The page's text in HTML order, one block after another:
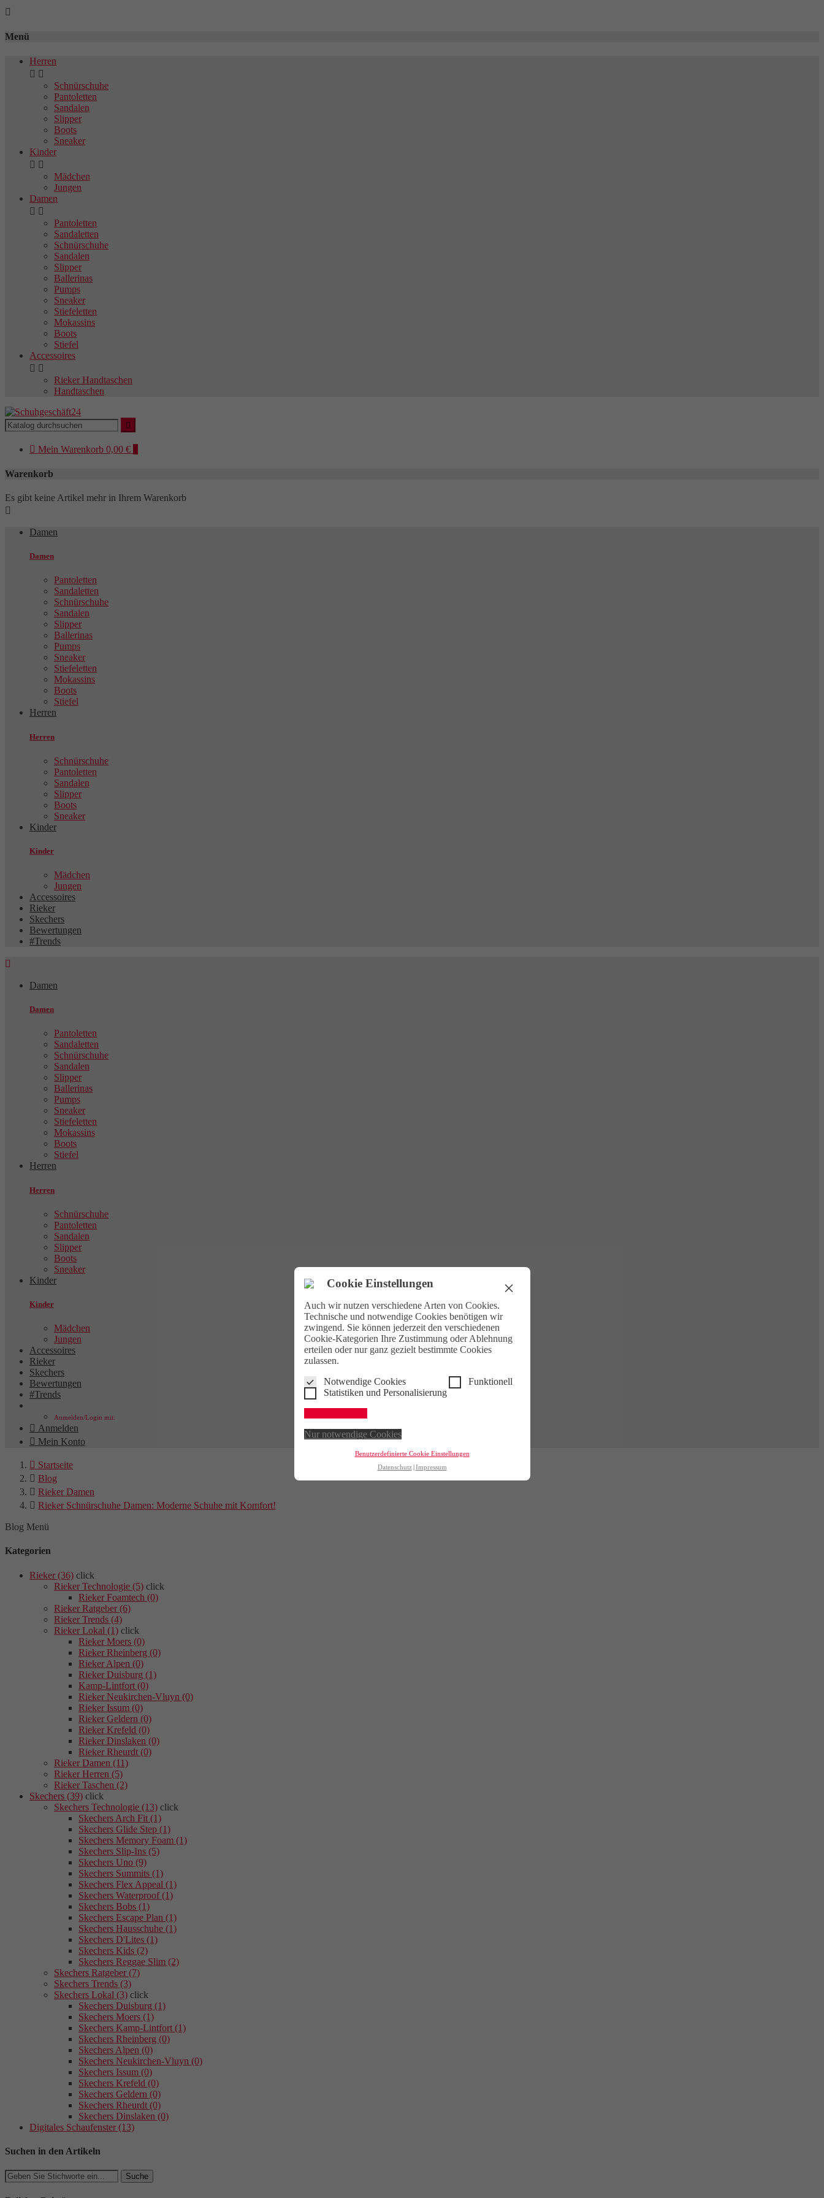
Cookie Einstellungen
Auch wir nutzen verschiedene Arten von Cookies.
Technische und notwendige Cookies benötigen wir
zwingend. Sie können jederzeit den verschiedenen
Cookie-Kategorien Ihre Zustimmung oder Ablehnung
erteilen oder nur ganz gezielt bestimmte Cookies
zulassen.
Notwendige Cookies
Funktionell
Statistiken und Personalisierung
Nur notwendige Cookies
Benutzerdefinierte Cookie Einstellungen
Datenschutz Impressum
×

Menü
Herren
 
Schnürschuhe
Pantoletten
Sandalen
Slipper
Boots
Sneaker
Kinder
 
Mädchen
Jungen
Damen
 
Pantoletten
Sandaletten
Schnürschuhe
Sandalen
Slipper
Ballerinas
Pumps
Sneaker
Stiefeletten
Mokassins
Boots
Stiefel
Accessoires
 
Rieker Handtaschen
Handtaschen

 Mein Warenkorb 0,00 €
Warenkorb
Es gibt keine Artikel mehr in Ihrem Warenkorb

Damen
Damen
Pantoletten
Sandaletten
Schnürschuhe
Sandalen
Slipper
Ballerinas
Pumps
Sneaker
Stiefeletten
Mokassins
Boots
Stiefel
Herren
Herren
Schnürschuhe
Pantoletten
Sandalen
Slipper
Boots
Sneaker
Kinder
Kinder
Mädchen
Jungen
Accessoires
Rieker
Skechers
Bewertungen
#Trends

Damen
Damen
Pantoletten
Sandaletten
Schnürschuhe
Sandalen
Slipper
Ballerinas
Pumps
Sneaker
Stiefeletten
Mokassins
Boots
Stiefel
Herren
Herren
Schnürschuhe
Pantoletten
Sandalen
Slipper
Boots
Sneaker
Kinder
Kinder
Mädchen
Jungen
Accessoires
Rieker
Skechers
Bewertungen
#Trends
Anmelden/Login mit:
 Anmelden
 Mein Konto
 Startseite
 Blog
 Rieker Damen
 Rieker Schnürschuhe Damen: Moderne Schuhe mit Komfort!
Blog Menü
Kategorien
Rieker (36) click
Rieker Technologie (5) click
Rieker Foamtech (0)
Rieker Ratgeber (6)
Rieker Trends (4)
Rieker Lokal (1) click
Rieker Moers (0)
Rieker Rheinberg (0)
Rieker Alpen (0)
Rieker Duisburg (1)
Kamp-Lintfort (0)
Rieker Neukirchen-Vluyn (0)
Rieker Issum (0)
Rieker Geldern (0)
Rieker Krefeld (0)
Rieker Dinslaken (0)
Rieker Rheurdt (0)
Rieker Damen (11)
Rieker Herren (5)
Rieker Taschen (2)
Skechers (39) click
Skechers Technologie (13) click
Skechers Arch Fit (1)
Skechers Glide Step (1)
Skechers Memory Foam (1)
Skechers Slip-Ins (5)
Skechers Uno (9)
Skechers Summits (1)
Skechers Flex Appeal (1)
Skechers Waterproof (1)
Skechers Bobs (1)
Skechers Escape Plan (1)
Skechers Hausschuhe (1)
Skechers D'Lites (1)
Skechers Kids (2)
Skechers Reggae Slim (2)
Skechers Ratgeber (7)
Skechers Trends (3)
Skechers Lokal (3) click
Skechers Duisburg (1)
Skechers Moers (1)
Skechers Kamp-Lintfort (1)
Skechers Rheinberg (0)
Skechers Alpen (0)
Skechers Neukirchen-Vluyn (0)
Skechers Issum (0)
Skechers Krefeld (0)
Skechers Geldern (0)
Skechers Rheurdt (0)
Skechers Dinslaken (0)
Digitales Schaufenster (13)
Suchen in den Artikeln